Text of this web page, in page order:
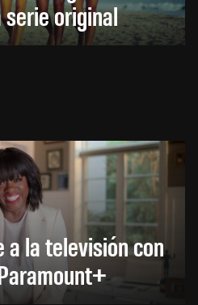
original
a la televisión con